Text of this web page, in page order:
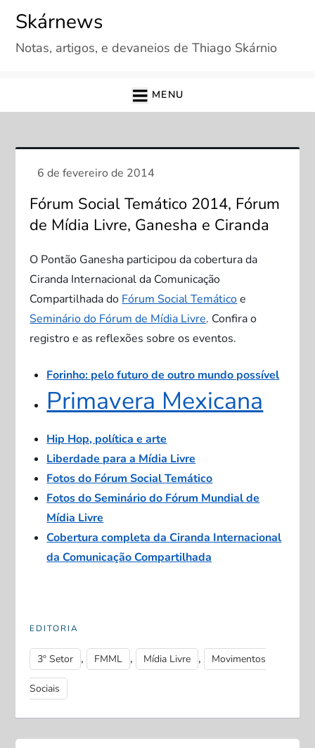
content
Skárnews
Notas, artigos, e devaneios de Thiago Skárnio
MENU
Fórum Social Temático 2014, Fórum
de Mídia Livre, Ganesha e Ciranda
O Pontão Ganesha participou da cobertura da
Ciranda Internacional da Comunicação
Compartilhada do Fórum Social Temáticoe
Seminário do Fórum de Mídia Livre. Confira o
registro e as reflexões sobre os eventos.
Forinho: pelo futuro de outro mundo possível
Primavera Mexicana
Hip Hop, política e arte
Liberdade para a Mídia Livre
Fotos do Fórum Social Temático
Fotos do Seminário do Fórum Mundial de
Mídia Livre
Cobertura completa da Ciranda Internacional
da Comunicação Compartilhada
EDITORIA
3º Setor , FMML , Mídia Livre , Movimentos
Sociais